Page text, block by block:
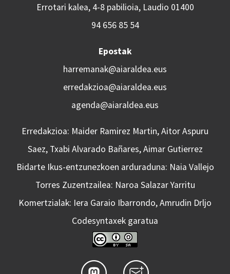
Errotari kalea, 4-8 pabilioia, Laudio 01400
94 656 85 54
Epostak
harremanak@aiaraldea.eus
erredakzioa@aiaraldea.eus
agenda@aiaraldea.eus
Erredakzioa: Maider Ramirez Martin, Aitor Aspuru
Saez, Txabi Alvarado Bañares, Aimar Gutierrez
Bidarte Ikus-entzunezkoen arduraduna: Naia Vallejo
Torres Zuzentzailea: Naroa Salazar Yarritu
Komertzialak: Iera Garaio Ibarrondo, Amrudin Drljo
Codesyntaxek garatua